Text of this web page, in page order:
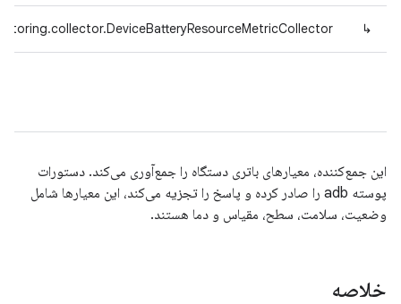
↳
این جمع‌کننده، معیارهای باتری دستگاه را جمع‌آوری می‌کند. دستورات
پوسته adb را صادر کرده و پاسخ را تجزیه می‌کند، این معیارها شامل
وضعیت، سلامت، سطح، مقیاس و دما هستند.
خلاصه